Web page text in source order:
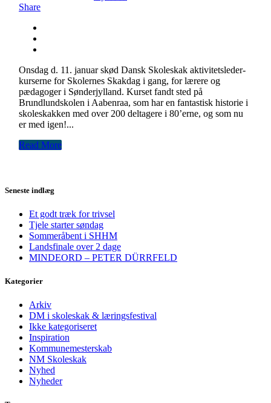
Share
Onsdag d. 11. januar skød Dansk Skoleskak aktivitetsleder-
kurserne for Skolernes Skakdag i gang, for lærere og
pædagoger i Sønderjylland. Kurset fandt sted på
Brundlundskolen i Aabenraa, som har en fantastisk historie i
skoleskakken med over 200 deltagere i 80’erne, og som nu
er med igen!...
Read More
Seneste indlæg
Et godt træk for trivsel
Tjele starter søndag
Sommeråbent i SHHM
Landsfinale over 2 dage
MINDEORD – PETER DÜRRFELD
Kategorier
Arkiv
DM i skoleskak & læringsfestival
Ikke kategoriseret
Inspiration
Kommunemesterskab
NM Skoleskak
Nyhed
Nyheder